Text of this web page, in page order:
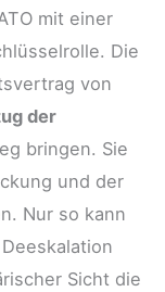
mit einer
Die
von
der
bringen. Sie
und der
Nur so kann
Sicht die